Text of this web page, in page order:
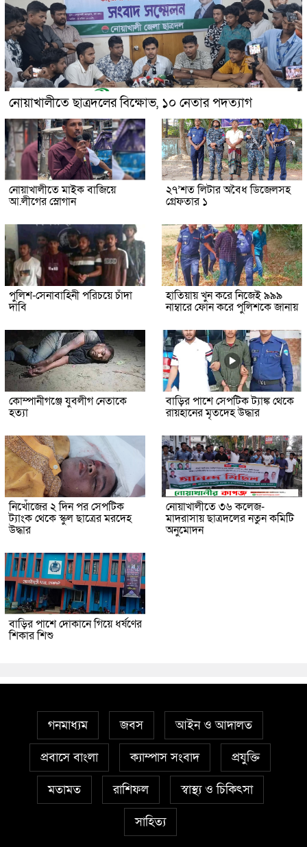
নোয়াখালীতে ছাত্রদলের বিক্ষোভ, ১০ নেতার পদত্যাগ
নোয়াখালীতে মাইক বাজিয়ে
আ.লীগের স্লোগান
২৭’শত লিটার অবৈধ ডিজেলসহ
গ্রেফতার ১
পুলিশ-সেনাবাহিনী পরিচয়ে চাঁদা
দাবি
হাতিয়ায় খুন করে নিজেই ৯৯৯
নাম্বারে ফোন করে পুলিশকে জানায়
কোম্পানীগঞ্জে যুবলীগ নেতাকে
হত্যা
বাড়ির পাশে সেপটিক ট্যাঙ্ক থেকে
রায়হানের মৃতদেহ উদ্ধার
নিখোঁজের ২ দিন পর সেপটিক
ট্যাংক থেকে স্কুল ছাত্রের মরদেহ
উদ্ধার
নোয়াখালীতে ৩৬ কলেজ-
মাদরাসায় ছাত্রদলের নতুন কমিটি
অনুমোদন
বাড়ির পাশে দোকানে গিয়ে ধর্ষণের
শিকার শিশু
গনমাধ্যম জবস আইন ও আদালত
প্রবাসে বাংলা ক্যাম্পাস সংবাদ প্রযুক্তি
মতামত রাশিফল স্বাস্থ্য ও চিকিৎসা
সাহিত্য